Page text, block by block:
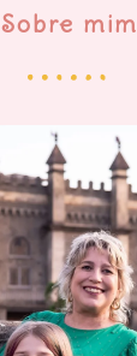
Sobre mim